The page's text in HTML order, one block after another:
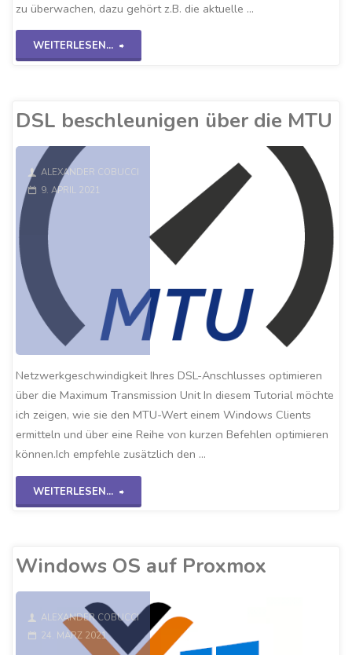
zu überwachen, dazu gehört z.B. die aktuelle …
WEITERLESEN...
"Checkmk-
DSL beschleunigen über die MTU
ALEXANDER COBUCCI
9. APRIL 2021
Netzwerkgeschwindigkeit Ihres DSL-Anschlusses optimieren
über die Maximum Transmission Unit In diesem Tutorial möchte
ich zeigen, wie sie den MTU-Wert einem Windows Clients
ermitteln und über eine Reihe von kurzen Befehlen optimieren
können.Ich empfehle zusätzlich den …
WEITERLESEN...
"DSL
MTU"
Windows OS auf Proxmox
ALEXANDER COBUCCI
24. MÄRZ 2021